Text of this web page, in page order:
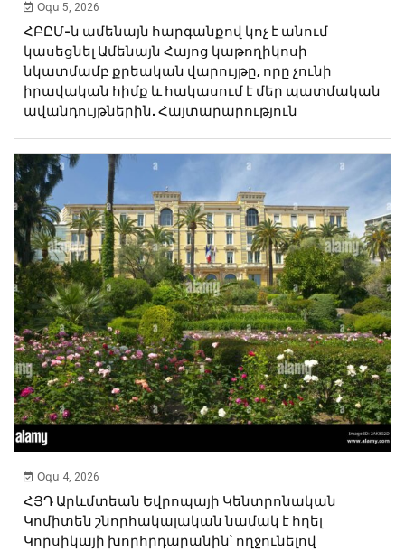
Օգս 5, 2026
ՀԲԸՄ-ն ամենայն հարգանքով կոչ է անում
կասեցնել Ամենայն Հայոց կաթողիկոսի
նկատմամբ քրեական վարույթը, որը չունի
իրավական հիմք և հակասում է մեր պատմական
ավանդույթներին. Հայտարարություն
Օգս 4, 2026
ՀՅԴ Արևմտեան Եվրոպայի Կենտրոնական
Կոմիտեն շնորհակալական նամակ է հղել
Կորսիկայի խորհրդարանին՝ ողջունելով